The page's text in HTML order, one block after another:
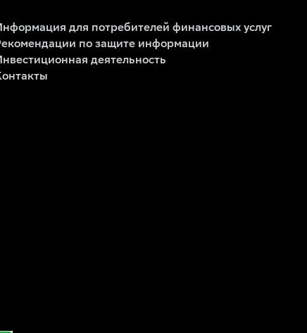
для потребителей финансовых услуг
по защите информации
деятельность